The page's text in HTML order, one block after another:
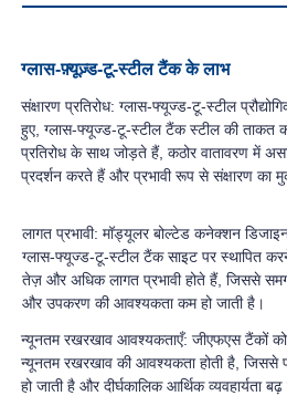
ग्लास-फ़्यूज़्ड-टू-स्टील टैंक के लाभ
संक्षारण प्रतिरोध: ग्लास-फ्यूज्ड-टू-स्टील
हुए, ग्लास-फ्यूज्ड-टू-स्टील टैंक स्टील की ताकत
प्रतिरोध के साथ जोड़ते हैं, कठोर वातावरण में
प्रदर्शन करते हैं और प्रभावी रूप से संक्षारण का
लागत प्रभावी: मॉड्यूलर बोल्टेड कनेक्शन
ग्लास-फ्यूज्ड-टू-स्टील टैंक साइट पर स्थापित
तेज़ और अधिक लागत प्रभावी होते हैं, जिससे
और उपकरण की आवश्यकता कम हो जाती है।
न्यूनतम रखरखाव आवश्यकताएँ: जीएफएस टैंकों को
न्यूनतम रखरखाव की आवश्यकता होती है, जिससे
हो जाती है और दीर्घकालिक आर्थिक व्यवहार्यता